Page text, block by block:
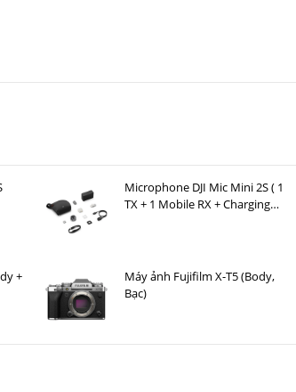
Microphone DJI Mic Mini 2S ( 1
TX + 1 Mobile RX + Charging
+
Máy ảnh Fujifilm X-T5 (Body,
Bạc)